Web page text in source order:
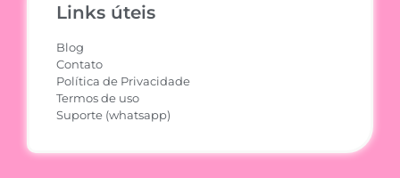
Links úteis
Blog
Contato
Política de Privacidade
Termos de uso
Suporte (whatsapp)